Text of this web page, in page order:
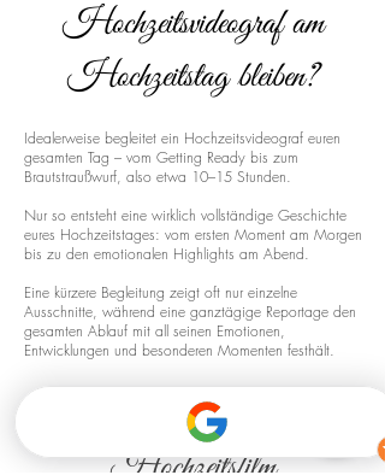
Hochzeitsvideograf am
Hochzeitstag bleiben?
Idealerweise begleitet ein Hochzeitsvideograf euren
gesamten Tag – vom Getting Ready bis zum
Brautstraußwurf, also etwa 10–15 Stunden.
Nur so entsteht eine wirklich vollständige Geschichte
eures Hochzeitstages: vom ersten Moment am Morgen
bis zu den emotionalen Highlights am Abend.
Eine kürzere Begleitung zeigt oft nur einzelne
Ausschnitte, während eine ganztägige Reportage den
gesamten Ablauf mit all seinen Emotionen,
Entwicklungen und besonderen Momenten festhält.
Drohnenaufnahmen für euren